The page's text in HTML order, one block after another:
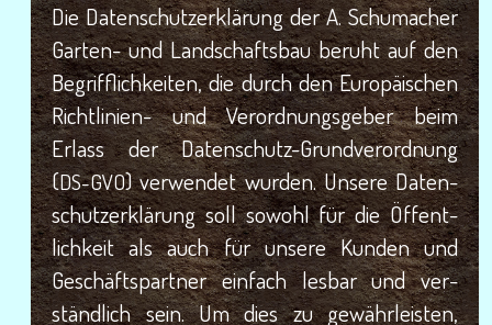
Die Daten­schutz­er­klä­rung der A. Schu­ma­cher
Gar­ten- und Land­schafts­bau beruht auf den
Begriff­lich­kei­ten, die durch den Euro­päi­schen
Richt­li­ni­en- und Ver­ord­nungs­ge­ber beim
Erlass der Daten­schutz-Grund­ver­ord­nung
(DS-GVO) ver­wen­det wur­den. Unse­re Daten­
schutz­er­klä­rung soll sowohl für die Öffent­
lich­keit als auch für unse­re Kun­den und
Geschäfts­part­ner ein­fach les­bar und ver­
ständ­lich sein. Um dies zu gewähr­leis­ten,